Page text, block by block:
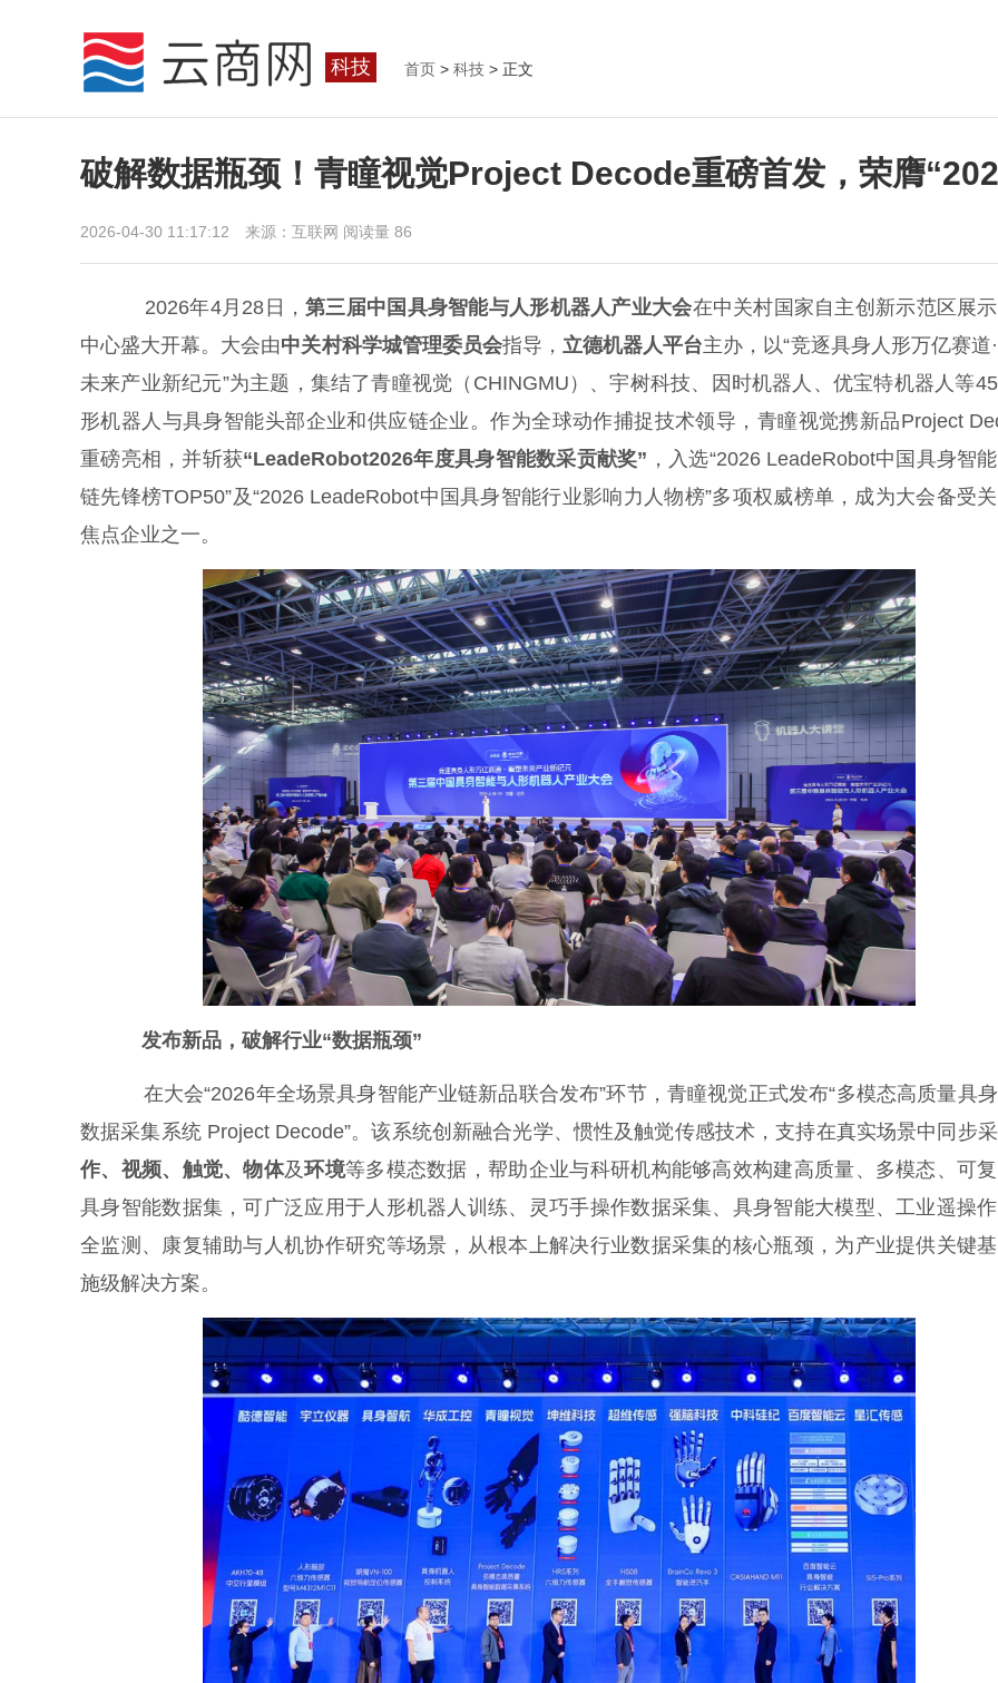
科技 首页 > 科技 > 正文
破解数据瓶颈！青瞳视觉Project Decode重磅首发，荣膺
2026-04-30 11:17:12 来源：互联网 阅读量 86
2026年4月28日，第三届中国具身智能与人形机器人产业大会在中关村国家自主创新示范区展
中心盛大开幕。大会由中关村科学城管理委员会指导，立德机器人平台主办，以“竞逐具身人形万亿赛道
未来产业新纪元”为主题，集结了青瞳视觉（CHINGMU）、宇树科技、因时机器人、优宝特机器人等
形机器人与具身智能头部企业和供应链企业。作为全球动作捕捉技术领导，青瞳视觉携新品Project
重磅亮相，并斩获“LeadeRobot2026年度具身智能数采贡献奖” ，入选“2026 LeadeRobot中国具身智
链先锋榜TOP50”及“2026 LeadeRobot中国具身智能行业影响力人物榜”多项权威榜单，成为大会备受
焦点企业之一。
发布新品，破解行业“数据瓶颈”
在大会“2026年全场景具身智能产业链新品联合发布”环节，青瞳视觉正式发布“多模态高质量具
数据采集系统 Project Decode”。该系统创新融合光学、惯性及触觉传感技术，支持在真实场景中同步
作、视频、触觉、物体及环境等多模态数据，帮助企业与科研机构能够高效构建高质量、多模态、可
具身智能数据集，可广泛应用于人形机器人训练、灵巧手操作数据采集、具身智能大模型、工业遥操
全监测、康复辅助与人机协作研究等场景，从根本上解决行业数据采集的核心瓶颈，为产业提供关键
施级解决方案。